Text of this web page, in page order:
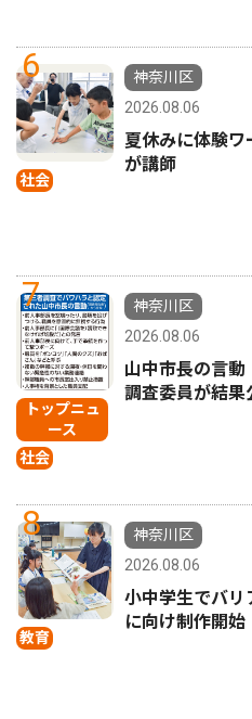
6
社会
神奈川区
2026.08.06
夏休みに体験
が講師
7
トップニュ
ース
社会
神奈川区
2026.08.06
山中市長の言
調査委員が結果
8
教育
神奈川区
2026.08.06
小中学生でバ
に向け制作開始